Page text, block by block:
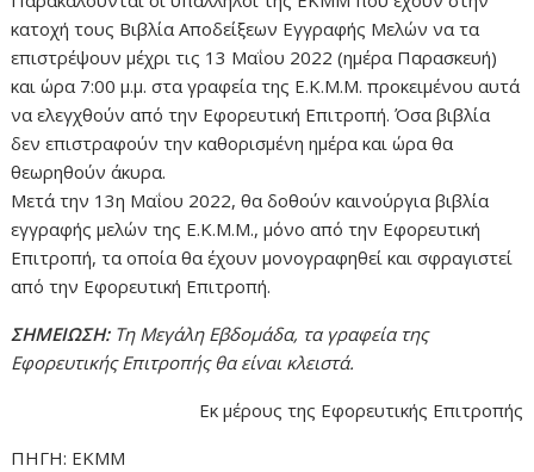
κατοχή τους Βιβλία Αποδείξεων Εγγραφής Μελών να τα
επιστρέψουν μέχρι τις 13 Μαΐου 2022 (ημέρα Παρασκευή)
και ώρα 7:00 μ.μ. στα γραφεία της Ε.Κ.Μ.Μ. προκειμένου αυτά
να ελεγχθούν από την Εφορευτική Επιτροπή. Όσα βιβλία
δεν επιστραφούν την καθορισμένη ημέρα και ώρα θα
θεωρηθούν άκυρα.
Μετά την 13η Μαΐου 2022, θα δοθούν καινούργια βιβλία
εγγραφής μελών της Ε.Κ.Μ.Μ., μόνο από την Εφορευτική
Επιτροπή, τα οποία θα έχουν μονογραφηθεί και σφραγιστεί
από την Εφορευτική Επιτροπή.
ΣΗΜΕΙΩΣΗ:Τη Μεγάλη Εβδομάδα, τα γραφεία της
Εφορευτικής Επιτροπής θα είναι κλειστά.
Εκ μέρους της Εφορευτικής Επιτροπής
ΠΗΓΗ: ΕΚΜΜ